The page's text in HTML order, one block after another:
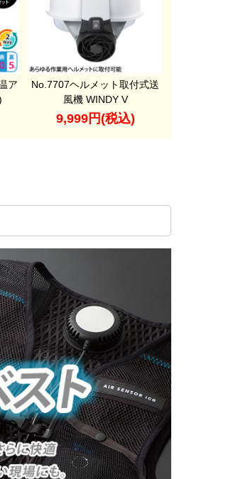
ア
No.7707ヘルメット取付式送
風機 WINDY V
9,999円(税込)